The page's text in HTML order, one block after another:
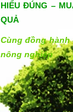
HIỂU ĐÚNG –
QUẢ
Cùng đồng hành
nông nghiệp